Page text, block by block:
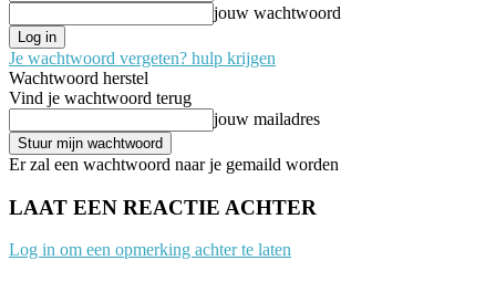
jouw wachtwoord
Je wachtwoord vergeten? hulp krijgen
Wachtwoord herstel
Vind je wachtwoord terug
jouw mailadres
Er zal een wachtwoord naar je gemaild worden
LAAT EEN REACTIE ACHTER
Log in om een opmerking achter te laten